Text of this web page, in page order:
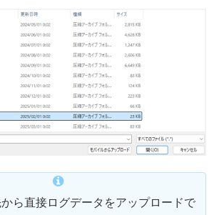
ら直接ログデータをアップロードで